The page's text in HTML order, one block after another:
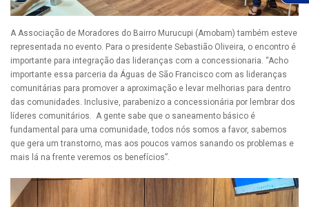
A Associação de Moradores do Bairro Murucupi (Amobam) também esteve
representada no evento. Para o presidente Sebastião Oliveira, o encontro é
importante para integração das lideranças com a concessionaria. “Acho
importante essa parceria da Águas de São Francisco com as lideranças
comunitárias para promover a aproximação e levar melhorias para dentro
das comunidades. Inclusive, parabenizo a concessionária por lembrar dos
líderes comunitários. A gente sabe que o saneamento básico é
fundamental para uma comunidade, todos nós somos a favor, sabemos
que gera um transtorno, mas aos poucos vamos sanando os problemas e
mais lá na frente veremos os benefícios”.